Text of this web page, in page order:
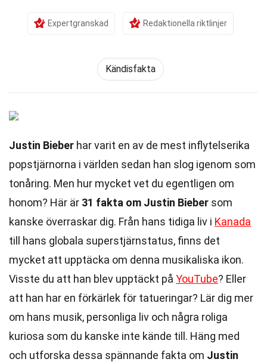
Expertgranskad Redaktionella riktlinjer
Kändisfakta
Justin Bieber har varit en av de mest inflytelserika
popstjärnorna i världen sedan han slog igenom som
tonåring. Men hur mycket vet du egentligen om
honom? Här är 31 fakta om Justin Bieber som
kanske överraskar dig. Från hans tidiga liv i Kanada
till hans globala superstjärnstatus, finns det
mycket att upptäcka om denna musikaliska ikon.
Visste du att han blev upptäckt på YouTube? Eller
att han har en förkärlek för tatueringar? Lär dig mer
om hans musik, personliga liv och några roliga
kuriosa som du kanske inte kände till. Häng med
och utforska dessa spännande fakta om Justin